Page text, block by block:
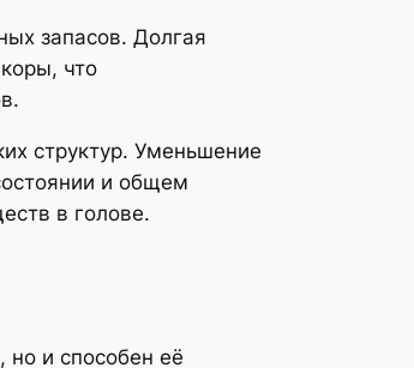
запасов. Долгая
что
структур. Уменьшение
и общем
в голове.
и способен её